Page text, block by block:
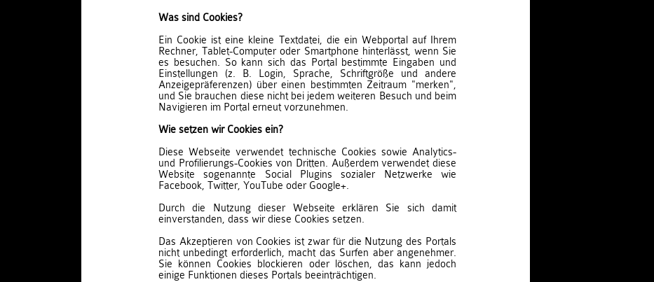
Was sind Cookies?
Ein Cookie ist eine kleine Textdatei, die ein Webportal auf Ihrem
Rechner, Tablet-Computer oder Smartphone hinterlässt, wenn Sie
es besuchen. So kann sich das Portal bestimmte Eingaben und
Einstellungen (z. B. Login, Sprache, Schriftgröße und andere
Anzeigepräferenzen) über einen bestimmten Zeitraum "merken",
und Sie brauchen diese nicht bei jedem weiteren Besuch und beim
Navigieren im Portal erneut vorzunehmen.
Wie setzen wir Cookies ein?
Diese Webseite verwendet technische Cookies sowie Analytics-
und Profilierungs-Cookies von Dritten. Außerdem verwendet diese
Website sogenannte Social Plugins sozialer Netzwerke wie
Facebook, Twitter, YouTube oder Google+.
Durch die Nutzung dieser Webseite erklären Sie sich damit
einverstanden, dass wir diese Cookies setzen.
Das Akzeptieren von Cookies ist zwar für die Nutzung des Portals
nicht unbedingt erforderlich, macht das Surfen aber angenehmer.
Sie können Cookies blockieren oder löschen, das kann jedoch
einige Funktionen dieses Portals beeinträchtigen.